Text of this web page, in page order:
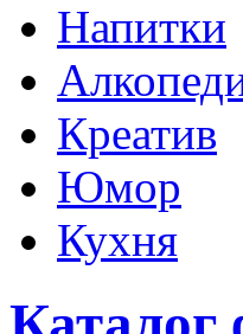
Напитки
Креатив
Юмор
Кухня